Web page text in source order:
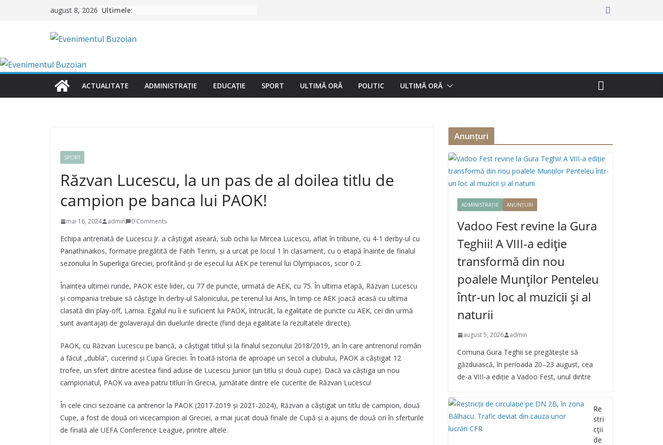
august 8, 2026 Ultimele:
ACTUALITATE ADMINISTRAȚIE EDUCAȚIE SPORT ULTIMĂ ORĂ POLITIC ULTIMĂ ORĂ
SPORT
Răzvan Lucescu, la un pas de al doilea titlu de
campion pe banca lui PAOK!
mai 16, 2024 admin 0 Comments
Echipa antrenată de Lucescu Jr. a câștigat aseară, sub ochii lui Mircea Lucescu, aflat în tribune, cu 4-1 derby-ul cu
Panathinaikos, formație pregătită de Fatih Terim, și a urcat pe locul 1 în clasament, cu o etapă înainte de finalul
sezonului în Superliga Greciei, profitând și de eșecul lui AEK pe terenul lui Olympiacos, scor 0-2.
Înaintea ultimei runde, PAOK este lider, cu 77 de puncte, urmată de AEK, cu 75. În ultima etapă, Răzvan Lucescu
și compania trebuie să câștige în derby-ul Salonicului, pe terenul lui Aris, în timp ce AEK joacă acasă cu ultima
clasată din play-off, Larnia. Egalul nu îi e suficient lui PAOK, întrucât, la egalitate de puncte cu AEK, cei din urmă
sunt avantajați de golaverajul din duelurile directe (fiind deja egalitate la rezultatele directe).
PAOK, cu Răzvan Lucescu pe bancă, a câștigat titlul și la finalul sezonului 2018/2019, an în care antrenorul român
a făcut „dubla”, cucerind și Cupa Greciei. În toată istoria de aproape un secol a clubului, PAOK a câștigat 12
trofee, un sfert dintre acestea fiind aduse de Lucescu Junior (un titlu și două cupe). Dacă va câștiga un nou
campionatul, PAOK va avea patru titluri în Grecia, jumătate dintre ele cucerite de Răzvan Lucescu!
În cele cinci sezoane ca antrenor la PAOK (2017-2019 și 2021-2024), Răzvan a câștigat un titlu de campion, două
Cupe, a fost de două ori vicecampion al Greciei, a mai jucat două finale de Cupă și a ajuns de două ori în sferturile
de finală ale UEFA Conference League, printre altele.
Anunțuri
ADMINISTRAȚIE ANUNȚURI
Vadoo Fest revine la Gura
Teghii! A VIII-a ediție
transformă din nou
poalele Munților Penteleu
într-un loc al muzicii și al
naturii
august 5, 2026 admin
Comuna Gura Teghii se pregătește să
găzduiască, în perioada 20–23 august, cea
de-a VIII-a ediție a Vadoo Fest, unul dintre
Re
stri
cții
de